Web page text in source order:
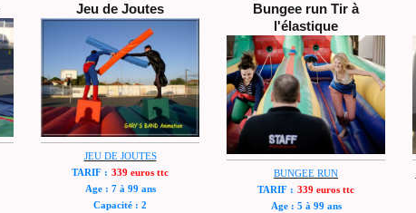
Jeu de Joutes
JEU DE JOUTES
TARIF : 339 euros ttc
Age : 7 à 99 ans
Capacité : 2
Bungee run Tir à
l'élastique
BUNGEE RUN
TARIF : 339 euros ttc
Age : 5 à 99 ans